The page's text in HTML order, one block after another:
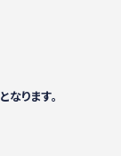
ります。